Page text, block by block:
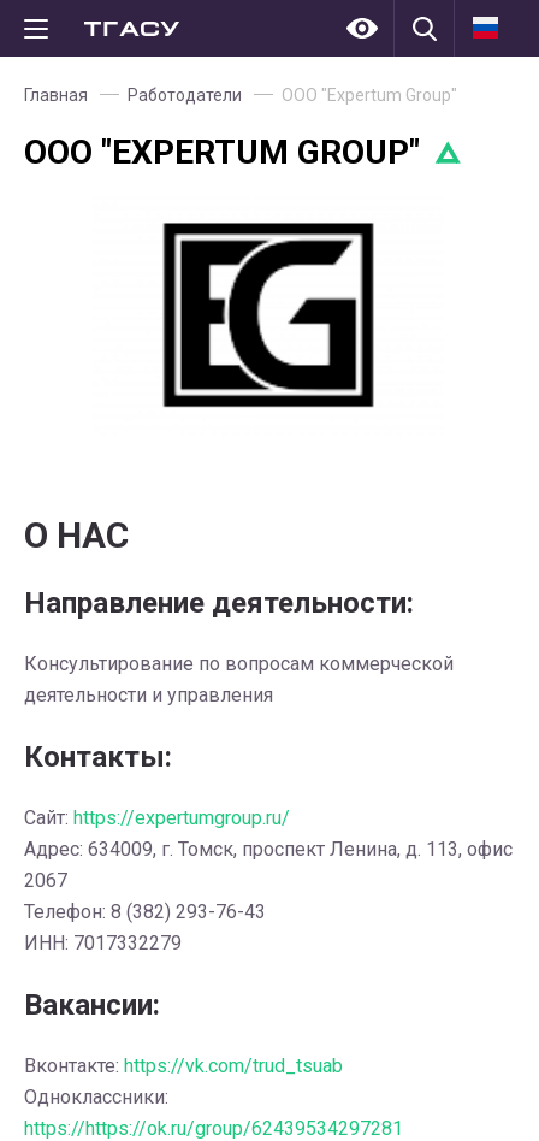
Главная Работодатели ООО "Expertum Group"
ООО "EXPERTUM GROUP"
О НАС
Направление деятельности:
Консультирование по вопросам коммерческой
деятельности и управления
Контакты:
Сайт: https://expertumgroup.ru/
Адрес: 634009, г. Томск, проспект Ленина, д. 113, офис
2067
Телефон: 8 (382) 293-76-43
ИНН: 7017332279
Вакансии:
Вконтакте: https://vk.com/trud_tsuab
Одноклассники:
https://https://ok.ru/group/62439534297281